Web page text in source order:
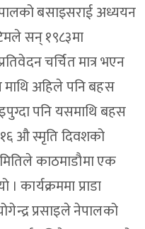
बसाइसराई अध्ययन
सन् १९८३मा
चर्चित मात्र भएन
माथि अहिले पनि बहस
पनि यसमाथि बहस
औ स्मृति दिवशको
काठमाडौमा एक
कार्यक्रममा प्राडा
प्रसाइले नेपालको